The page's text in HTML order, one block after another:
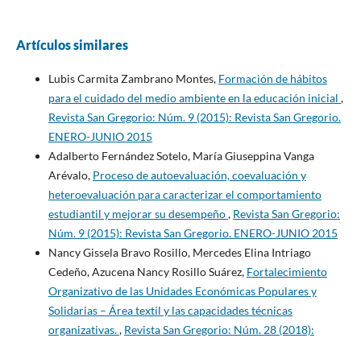
Artículos similares
Lubis Carmita Zambrano Montes, Formación de hábitos
para el cuidado del medio ambiente en la educación inicial ,
Revista San Gregorio: Núm. 9 (2015): Revista San Gregorio.
ENERO-JUNIO 2015
Adalberto Fernández Sotelo, María Giuseppina Vanga
Arévalo, Proceso de autoevaluación, coevaluación y
heteroevaluación para caracterizar el comportamiento
estudiantil y mejorar su desempeño, Revista San Gregorio:
Núm. 9 (2015): Revista San Gregorio. ENERO-JUNIO 2015
Nancy Gissela Bravo Rosillo, Mercedes Elina Intriago
Cedeño, Azucena Nancy Rosillo Suárez, Fortalecimiento
Organizativo de las Unidades Económicas Populares y
Solidarias – Área textil y las capacidades técnicas
organizativas., Revista San Gregorio: Núm. 28 (2018):